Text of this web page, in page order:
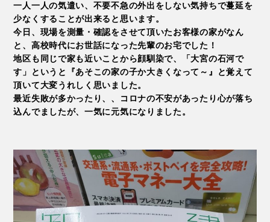
一人一人の気遣い、不要不急の外出をしない気持ちで蔓延を
少なくすることが出来ると思います。
今日、現場を測量・確認をさせて頂いたお客様の家がなん
と、高校時代にお世話になった先輩のお宅でした！
地区も同じで家も近いことから顔馴染で、「大宮の石河で
す」というと『あそこの家の子か大きくなって～』と覚えて
頂いて大変うれしく思いました。
最近失敗が多かったり、、コロナの不安があったり心が落ち
込んでましたが、一気に元気になりました。